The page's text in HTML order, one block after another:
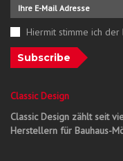
Hiermit stimme ich der
Subscribe
Classic Design
Classic Design zählt seit
Herstellern für Bauhaus-